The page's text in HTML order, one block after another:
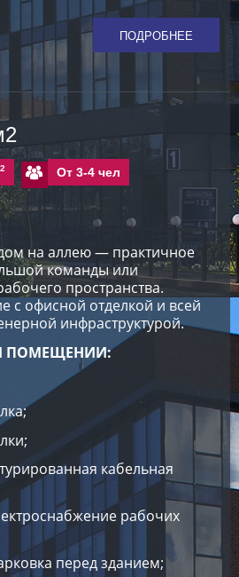
ПОДРОБНЕЕ
2 От 3-4 чел
на аллею — практичное
команды или
пространства.
с офисной отделкой и всей
инфраструктурой.
ПОМЕЩЕНИИ:
кабельная
рабочих
перед зданием;